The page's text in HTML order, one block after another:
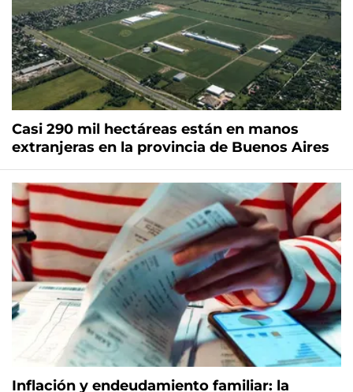
Casi 290 mil hectáreas están en manos
extranjeras en la provincia de Buenos Aires
Inflación y endeudamiento familiar: la